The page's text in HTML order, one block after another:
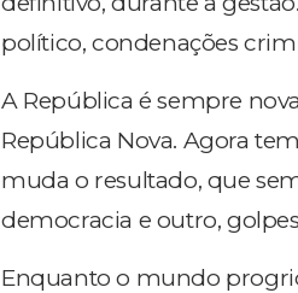
político, condenações
A República é sempre
República Nova. Agora
muda o resultado, que
democracia e outro,
Enquanto o mundo